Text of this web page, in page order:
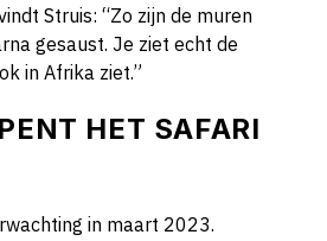
Struis: “Zo zijn de muren
gesaust. Je ziet echt de
in Afrika ziet.”
HET SAFARI
in maart 2023.